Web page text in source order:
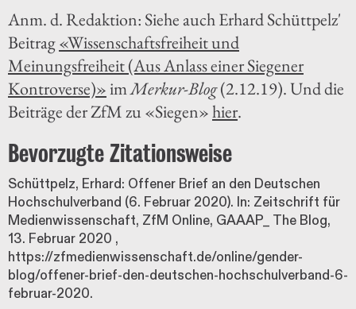
Anm. d. Redaktion: Siehe auch Erhard Schüttpelz'
Beitrag«Wissenschaftsfreiheit und
Meinungsfreiheit (Aus Anlass einer Siegener
Kontroverse)»imMerkur-Blog(2.12.19). Und die
Beiträge der ZfM zu «Siegen»hier.
Bevorzugte Zitationsweise
Schüttpelz, Erhard: Offener Brief an den Deutschen
Hochschulverband (6. Februar 2020). In: Zeitschrift für
Medienwissenschaft, ZfM Online, GAAAP_ The Blog,
13. Februar 2020 ,
https://zfmedienwissenschaft.de/online/gender-
blog/offener-brief-den-deutschen-hochschulverband-6-
februar-2020.